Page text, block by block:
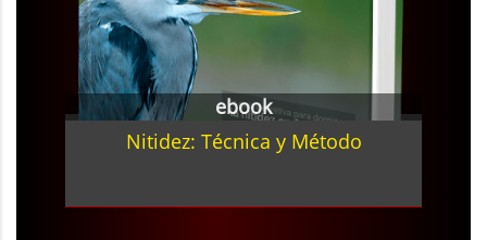
ebook
Nitidez: Técnica y Método